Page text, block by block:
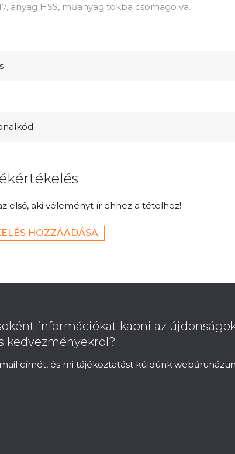
anyag HSS, műanyag tokba csomagolva.
első, aki véleményt ír ehhez a tételhez!
HOZZÁADÁSA
információkat kapni az
kedvezményekrol?
címét, és mi tájékoztatást küldünk